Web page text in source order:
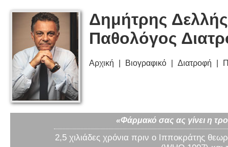
Δημήτρης
Παθολόγος
Αρχική Βιογραφικό Διατροφή
«Φάρμακό σας ας γίνει η
2,5 χιλιάδες χρόνια πριν ο Ιπποκράτης